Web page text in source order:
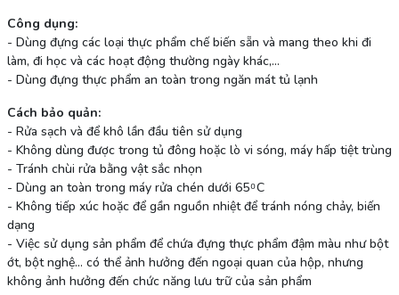
Công dụng:
- Dùng đựng các loại thực phẩm chế biến sẵn và mang theo khi đi
làm, đi học và các hoạt động thường ngày khác,...
- Dùng đựng thực phẩm an toàn trong ngăn mát tủ lạnh
Cách bảo quản:
- Rửa sạch và để khô lần đầu tiên sử dụng
- Không dùng được trong tủ đông hoặc lò vi sóng, máy hấp tiệt trùng
- Tránh chùi rửa bằng vật sắc nhọn
- Dùng an toàn trong máy rửa chén dưới 65 ͦ C
- Không tiếp xúc hoặc để gần nguồn nhiệt để tránh nóng chảy, biến
dạng
- Việc sử dụng sản phẩm để chứa đựng thực phẩm đậm màu như bột
ớt, bột nghệ... có thể ảnh hưởng đến ngoại quan của hộp, nhưng
không ảnh hưởng đến chức năng lưu trữ của sản phẩm